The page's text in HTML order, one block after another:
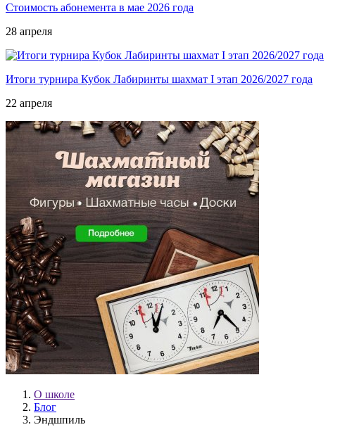
Стоимость абонемента в мае 2026 года
28 апреля
Итоги турнира Кубок Лабиринты шахмат I этап 2026/2027 года
22 апреля
О школе
Блог
Эндшпиль